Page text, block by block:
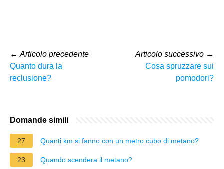
← Articolo precedente
Quanto dura la
reclusione?
Articolo successivo →
Cosa spruzzare sui
pomodori?
Domande simili
27 Quanti km si fanno con un metro cubo di metano?
23 Quando scendera il metano?